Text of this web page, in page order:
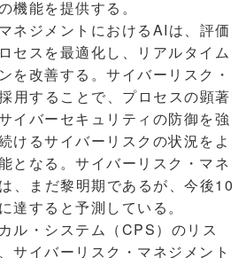
機能を提供する。
ネジメントにおけるAIは、評価
セスを最適化し、リアルタイム
を改善する。サイバーリスク・
用することで、プロセスの顕著
イバーセキュリティの防御を強
けるサイバーリスクの状況をよ
となる。サイバーリスク・マネ
、まだ黎明期であるが、今後10
達すると予測している。
ル・システム（CPS）のリス
サイバーリスク・マネジメント